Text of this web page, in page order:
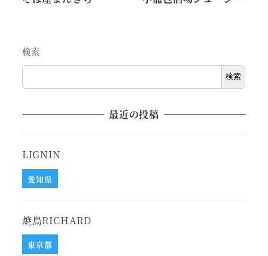
検索
検索
最近の投稿
LIGNIN
愛知県
焼鳥RICHARD
東京都